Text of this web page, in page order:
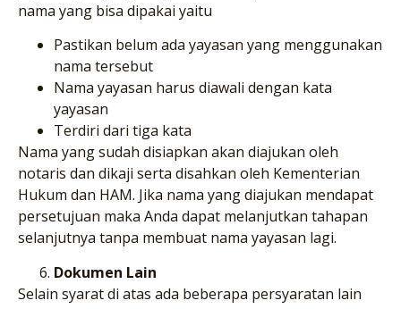
nama yang bisa dipakai yaitu
Pastikan belum ada yayasan yang menggunakan
nama tersebut
Nama yayasan harus diawali dengan kata
yayasan
Terdiri dari tiga kata
Nama yang sudah disiapkan akan diajukan oleh
notaris dan dikaji serta disahkan oleh Kementerian
Hukum dan HAM. Jika nama yang diajukan mendapat
persetujuan maka Anda dapat melanjutkan tahapan
selanjutnya tanpa membuat nama yayasan lagi.
Dokumen Lain
Selain syarat di atas ada beberapa persyaratan lain